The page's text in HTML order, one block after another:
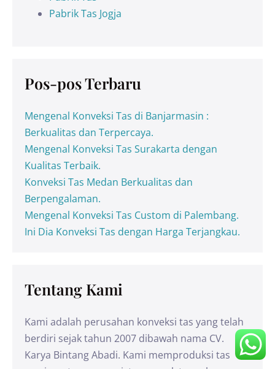
Pabrik Tas Jogja
Pos-pos Terbaru
Mengenal Konveksi Tas di Banjarmasin :
Berkualitas dan Terpercaya.
Mengenal Konveksi Tas Surakarta dengan
Kualitas Terbaik.
Konveksi Tas Medan Berkualitas dan
Berpengalaman.
Mengenal Konveksi Tas Custom di Palembang.
Ini Dia Konveksi Tas dengan Harga Terjangkau.
Tentang Kami
Kami adalah perusahan konveksi tas yang telah
berdiri sejak tahun 2007 dibawah nama CV.
Karya Bintang Abadi. Kami memproduksi tas